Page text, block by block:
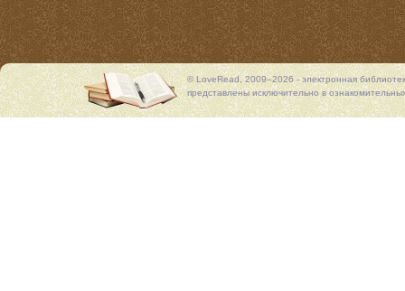
© LoveRead, 2009–2026 - электронная
представлены исключительно в